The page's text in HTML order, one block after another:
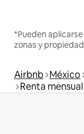
*Pueden
zonas y
Airbnb México
Renta